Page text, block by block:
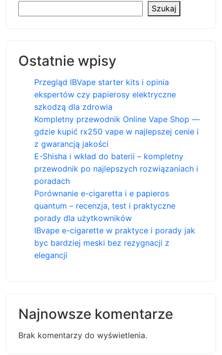
Szukaj
Ostatnie wpisy
Przegląd IBVape starter kits i opinia
ekspertów czy papierosy elektryczne
szkodzą dla zdrowia
Kompletny przewodnik Online Vape Shop —
gdzie kupić rx250 vape w najlepszej cenie i
z gwarancją jakości
E-Shisha i wkład do baterii – kompletny
przewodnik po najlepszych rozwiązaniach i
poradach
Porównanie e-cigaretta i e papieros
quantum – recenzja, test i praktyczne
porady dla użytkowników
IBvape e-cigarette w praktyce i porady jak
byc bardziej meski bez rezygnacji z
elegancji
Najnowsze komentarze
Brak komentarzy do wyświetlenia.